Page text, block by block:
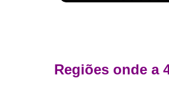
Regiões onde a